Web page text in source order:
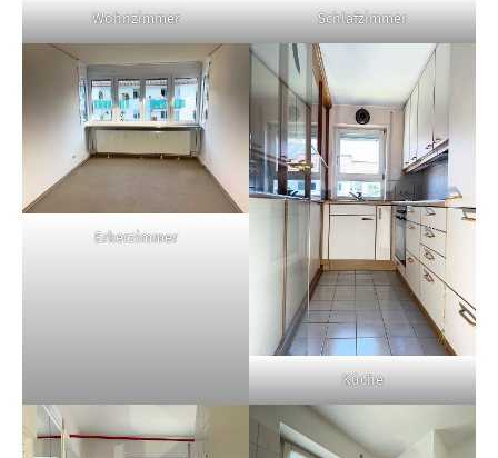
Wohnzimmer Schlafzimmer
Erkerzimmer
Küche